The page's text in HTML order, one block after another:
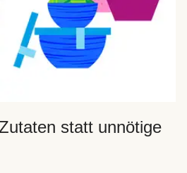
statt unnötige